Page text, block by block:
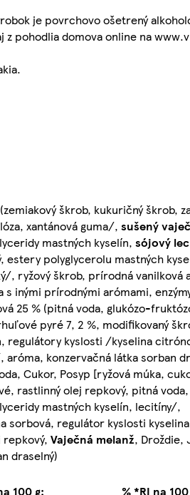
je povrchovo ošetrený
z pohodlia domova online na
škrob, kukuričný škrob,
xantánová guma/, sušený
mastných kyselín, sójový
estery polyglycerolu mastných
, ryžový škrob, prírodná vanilková
inými prírodnými arómami,
25 % (pitná voda, glukózo-
pyré 7, 2 %, modifikovaný
regulátory kyslosti /kyselina
konzervačná látka sorban
Cukor, Posyp [ryžová múka,
rastlinný olej repkový, pitná
mastných kyselín, lecitíny/,
sorbová, regulátor kyslosti kyselina
Vaječná melanž, Droždie,
draselný)
100 g:
% *RI na